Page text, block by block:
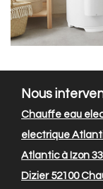
Nous
Chauffe eau
electrique
Atlantic à Izon
Dizier 52100